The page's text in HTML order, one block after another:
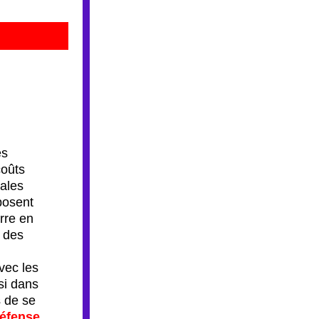
en
des
les
dans
de se